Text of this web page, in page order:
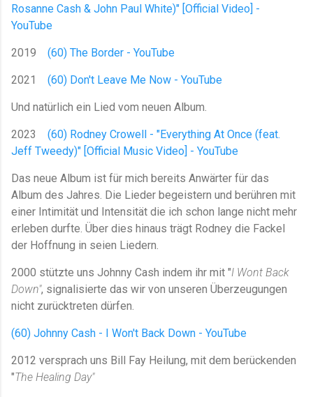
Rosanne Cash & John Paul White)" [Official Video] -
YouTube
2019 (60) The Border - YouTube
2021 (60) Don't Leave Me Now - YouTube
Und natürlich ein Lied vom neuen Album.
2023
(60) Rodney Crowell - "Everything At Once (feat.
Jeff Tweedy)" [Official Music Video] - YouTube
Das neue Album ist für mich bereits Anwärter für das
Album des Jahres. Die Lieder begeistern und berühren mit
einer Intimität und Intensität die ich schon lange nicht mehr
erleben durfte. Über dies hinaus trägt Rodney die Fackel
der Hoffnung in seien Liedern.
2000 stützte uns Johnny Cash indem ihr mit "I Wont Back
Down", signalisierte das wir von unseren Überzeugungen
nicht zurücktreten dürfen.
(60) Johnny Cash - I Won't Back Down - YouTube
2012 versprach uns Bill Fay Heilung, mit dem berückenden
"The Healing Day"